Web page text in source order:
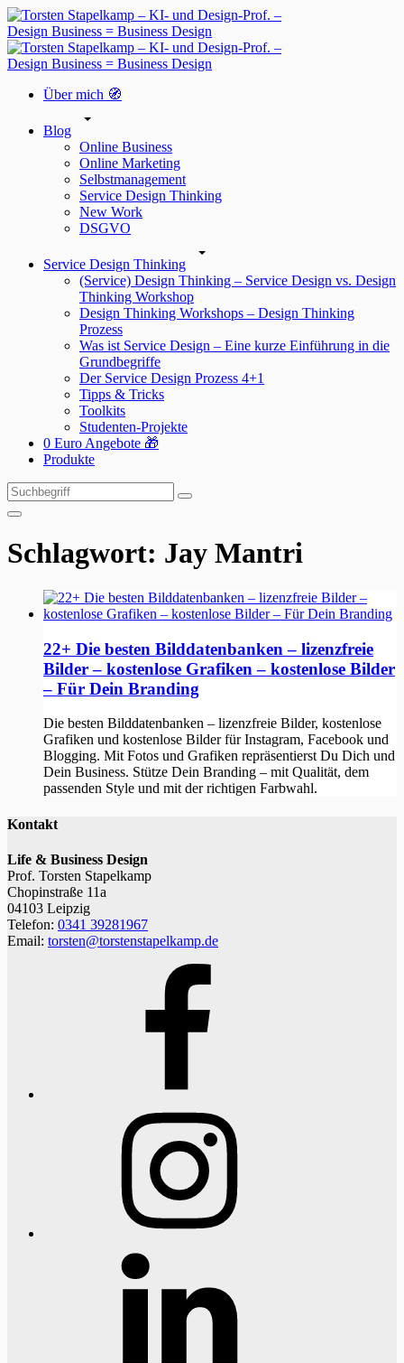
Über mich 🧭
Blog
Online Business
Online Marketing
Selbstmanagement
Service Design Thinking
New Work
DSGVO
Service Design Thinking
(Service) Design Thinking – Service Design vs. Design
Thinking Workshop
Design Thinking Workshops – Design Thinking
Prozess
Was ist Service Design – Eine kurze Einführung in die
Grundbegriffe
Der Service Design Prozess 4+1
Tipps & Tricks
Toolkits
Studenten-Projekte
0 Euro Angebote 🎁
Produkte
Suchen
nach:
Suchen
Schlagwort: Jay Mantri
22+ Die besten Bilddatenbanken – lizenzfreie
Bilder – kostenlose Grafiken – kostenlose Bilder
– Für Dein Branding
Die besten Bilddatenbanken – lizenzfreie Bilder, kostenlose
Grafiken und kostenlose Bilder für Instagram, Facebook und
Blogging. Mit Fotos und Grafiken repräsentierst Du Dich und
Dein Business. Stütze Dein Branding – mit Qualität, dem
passenden Style und mit der richtigen Farbwahl.
Kontakt
Life & Business Design
Prof. Torsten Stapelkamp
Chopinstraße 11a
04103 Leipzig
Telefon: 0341 39281967
Email: torsten@torstenstapelkamp.de